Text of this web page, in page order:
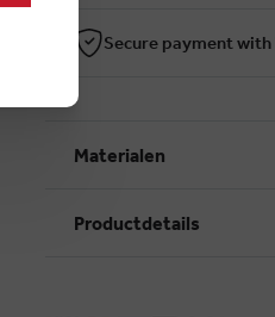
Secure payment
Materialen
Productdetails